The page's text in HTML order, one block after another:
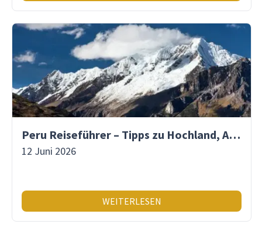
Peru Reiseführer – Tipps zu Hochland, Amazonas & Inka-Erbe
12 Juni 2026
WEITERLESEN